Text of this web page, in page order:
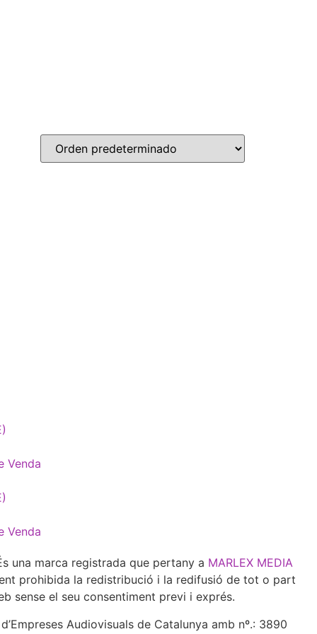
Venda
Venda
una marca registrada que pertany a MARLEX MEDIA
prohibida la redistribució i la redifusió de tot o part
sense el seu consentiment previ i exprés.
Audiovisuals de Catalunya amb nº.: 3890